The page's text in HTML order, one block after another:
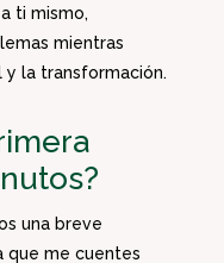
ti mismo,
mientras
la transformación.
una breve
que me cuentes